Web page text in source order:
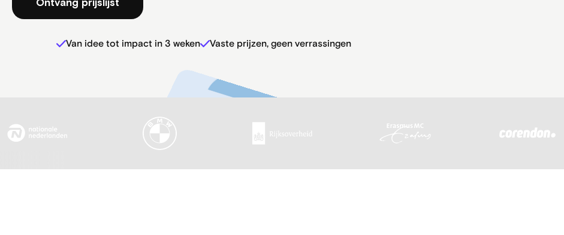
Van idee tot impact in 3 weken Vaste prijzen, geen verrassingen